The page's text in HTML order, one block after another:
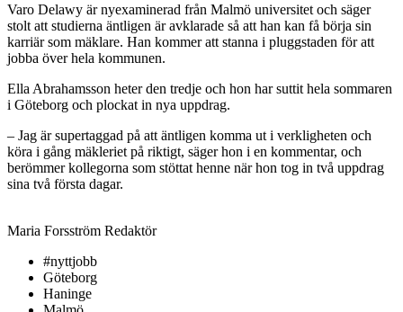
Varo Delawy är nyexaminerad från Malmö universitet och säger
stolt att studierna äntligen är avklarade så att han kan få börja sin
karriär som mäklare. Han kommer att stanna i pluggstaden för att
jobba över hela kommunen.
Ella Abrahamsson heter den tredje och hon har suttit hela sommaren
i Göteborg och plockat in nya uppdrag.
– Jag är supertaggad på att äntligen komma ut i verkligheten och
köra i gång mäkleriet på riktigt, säger hon i en kommentar, och
berömmer kollegorna som stöttat henne när hon tog in två uppdrag
sina två första dagar.
Maria Forsström Redaktör
#nyttjobb
Göteborg
Haninge